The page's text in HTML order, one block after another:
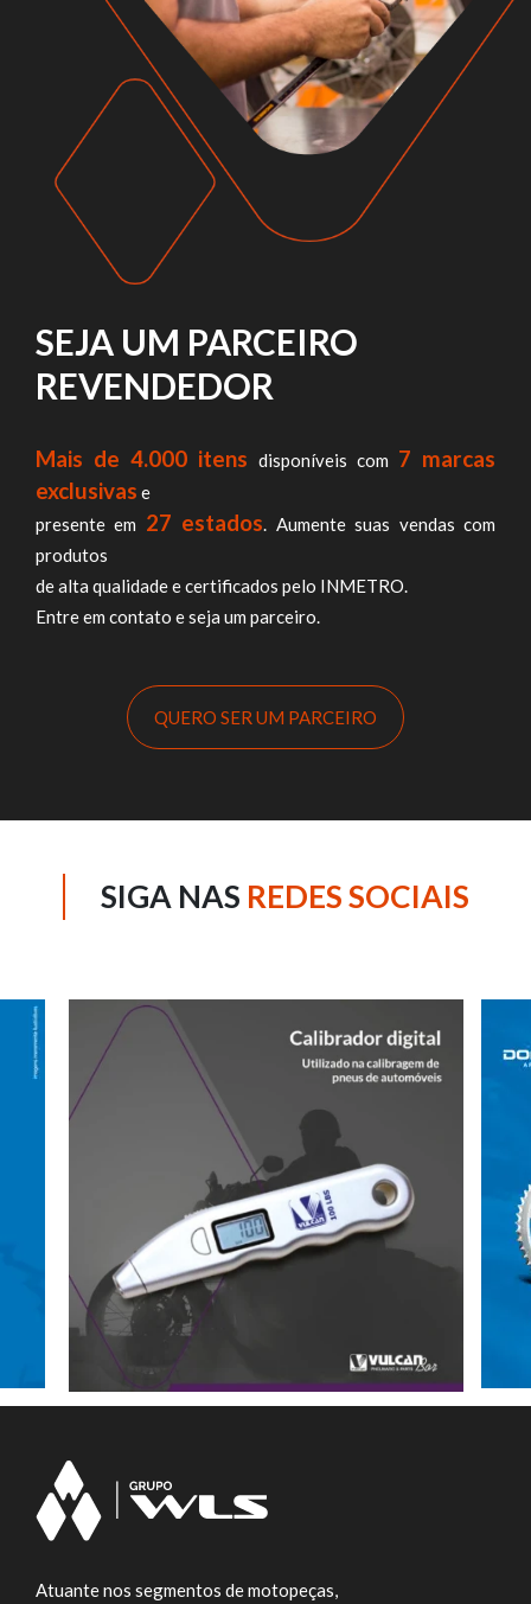
SEJA UM PARCEIRO
REVENDEDOR
Mais de 4.000 itens disponíveis com 7 marcas
exclusivas e
presente em 27 estados . Aumente suas vendas com
produtos
de alta qualidade e certificados pelo INMETRO.
Entre em contato e seja um parceiro.
QUERO SER UM PARCEIRO
SIGA NAS REDES SOCIAIS
Atuante nos segmentos de motopeças,